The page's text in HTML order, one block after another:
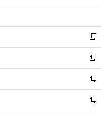
開
ウ
開
く
ン
ウ
で
開
く
ウ
ン
ド
ウ
で
開
く
新
し
い
ウ
ィ
ン
ド
ウ
新
し
い
ウ
ィ
ン
新
し
い
ウ
新
し